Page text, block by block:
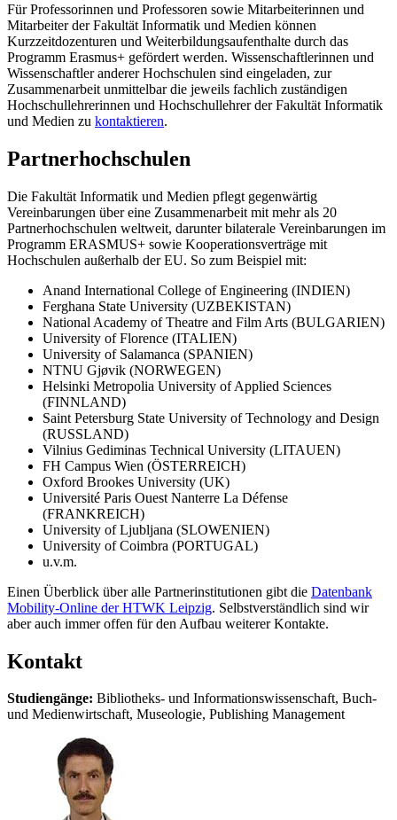
Für Professorinnen und Professoren sowie Mitarbeiterinnen und
Mitarbeiter der Fakultät Informatik und Medien können
Kurzzeitdozenturen und Weiterbildungsaufenthalte durch das
Programm Erasmus+ gefördert werden. Wissenschaftlerinnen und
Wissenschaftler anderer Hochschulen sind eingeladen, zur
Zusammenarbeit unmittelbar die jeweils fachlich zuständigen
Hochschullehrerinnen und Hochschullehrer der Fakultät Informatik
und Medien zu kontaktieren.
Partnerhochschulen
Die Fakultät Informatik und Medien pflegt gegenwärtig
Vereinbarungen über eine Zusammenarbeit mit mehr als 20
Partnerhochschulen weltweit, darunter bilaterale Vereinbarungen im
Programm ERASMUS+ sowie Kooperationsverträge mit
Hochschulen außerhalb der EU. So zum Beispiel mit:
Anand International College of Engineering (INDIEN)
Ferghana State University (UZBEKISTAN)
National Academy of Theatre and Film Arts (BULGARIEN)
University of Florence (ITALIEN)
University of Salamanca (SPANIEN)
NTNU Gjøvik (NORWEGEN)
Helsinki Metropolia University of Applied Sciences
(FINNLAND)
Saint Petersburg State University of Technology and Design
(RUSSLAND)
Vilnius Gediminas Technical University (LITAUEN)
FH Campus Wien (ÖSTERREICH)
Oxford Brookes University (UK)
Université Paris Ouest Nanterre La Défense
(FRANKREICH)
University of Ljubljana (SLOWENIEN)
University of Coimbra (PORTUGAL)
u.v.m.
Einen Überblick über alle Partnerinstitutionen gibt die Datenbank
Mobility-Online der HTWK Leipzig. Selbstverständlich sind wir
aber auch immer offen für den Aufbau weiterer Kontakte.
Kontakt
Studiengänge: Bibliotheks- und Informationswissenschaft, Buch-
und Medienwirtschaft, Museologie, Publishing Management